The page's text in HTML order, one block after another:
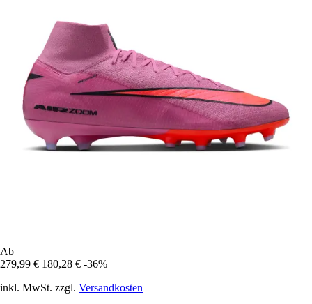
Ab
279,99 € 180,28 € -36%
inkl. MwSt. zzgl. Versandkosten